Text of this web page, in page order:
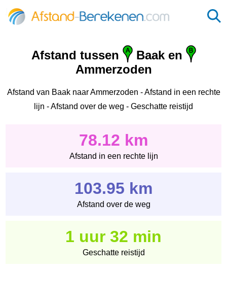
Afstand tussen
Baak en
Ammerzoden
Afstand van Baak naar Ammerzoden - Afstand in een rechte
lijn - Afstand over de weg - Geschatte reistijd
78.12 km
Afstand in een rechte lijn
103.95 km
Afstand over de weg
1 uur 32 min
Geschatte reistijd